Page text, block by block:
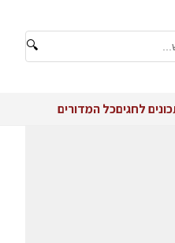
🔍
לחגיםכל המדורים